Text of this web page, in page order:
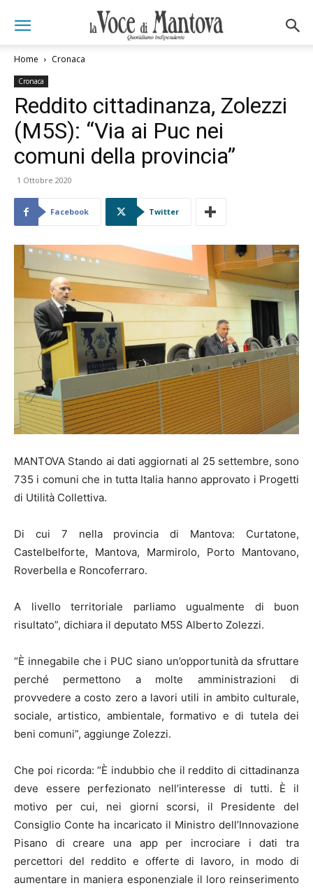
Home Cronaca
Cronaca
Reddito cittadinanza, Zolezzi
(M5S): “Via ai Puc nei
comuni della provincia”
1 Ottobre 2020
Facebook Twitter
MANTOVA Stando ai dati aggiornati al 25 settembre, sono
735 i comuni che in tutta Italia hanno approvato i Progetti
di Utilità Collettiva.
Di cui 7 nella provincia di Mantova: Curtatone,
Castelbelforte, Mantova, Marmirolo, Porto Mantovano,
Roverbella e Roncoferraro.
A livello territoriale parliamo ugualmente di buon
risultato”, dichiara il deputato M5S Alberto Zolezzi.
“È innegabile che i PUC siano un’opportunità da sfruttare
perché permettono a molte amministrazioni di
provvedere a costo zero a lavori utili in ambito culturale,
sociale, artistico, ambientale, formativo e di tutela dei
beni comuni”, aggiunge Zolezzi.
Che poi ricorda: “È indubbio che il reddito di cittadinanza
deve essere perfezionato nell’interesse di tutti. È il
motivo per cui, nei giorni scorsi, il Presidente del
Consiglio Conte ha incaricato il Ministro dell’Innovazione
Pisano di creare una app per incrociare i dati tra
percettori del reddito e offerte di lavoro, in modo di
aumentare in maniera esponenziale il loro reinserimento